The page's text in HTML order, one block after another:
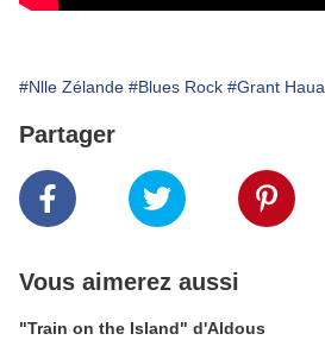
#Nlle Zélande #Blues Rock #Grant Haua
Partager
Vous aimerez aussi
"Train on the Island" d'Aldous